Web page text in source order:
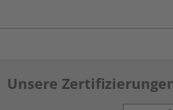
Unsere